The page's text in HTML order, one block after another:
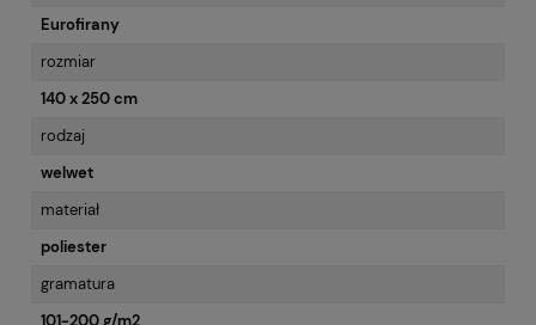
Eurofirany
rozmiar
140 x 250 cm
rodzaj
welwet
materiał
poliester
gramatura